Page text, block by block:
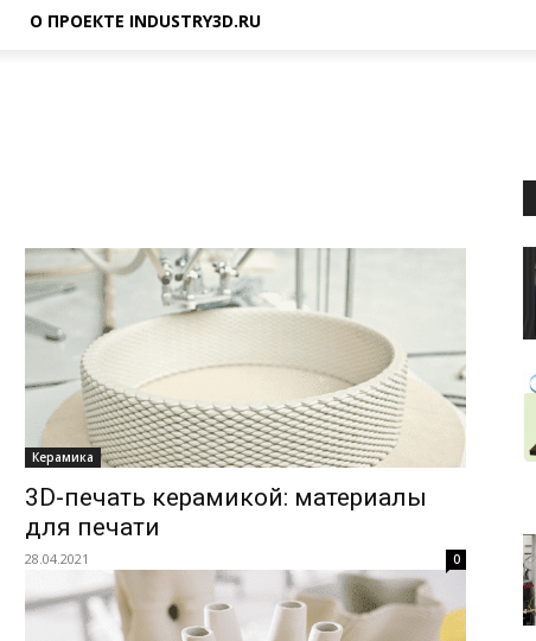
О ПРОЕКТЕ INDUSTRY3D.RU
Керамика
3D-печать керамикой: материалы
для печати
28.04.2021 0